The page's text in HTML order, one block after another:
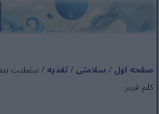
صفحه اول/سلامتی/تغذیه/ سلطنت
کلم قرمز